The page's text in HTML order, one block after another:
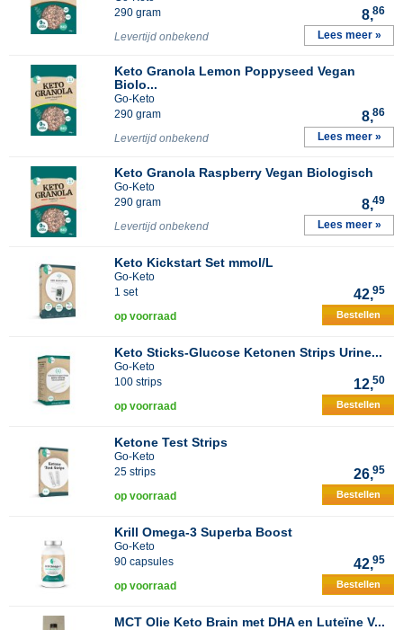
290 gram
8,86
Levertijd onbekend Lees meer »
Keto Granola Lemon Poppyseed Vegan
Biolo...
Go-Keto
290 gram
8,86
Levertijd onbekend Lees meer »
Keto Granola Raspberry Vegan Biologisch
Go-Keto
290 gram
8,49
Levertijd onbekend Lees meer »
Keto Kickstart Set mmol/L
Go-Keto
1 set
42,95
op voorraad Bestellen
Keto Sticks-Glucose Ketonen Strips Urine...
Go-Keto
100 strips
12,50
op voorraad Bestellen
Ketone Test Strips
Go-Keto
25 strips
26,95
op voorraad Bestellen
Krill Omega-3 Superba Boost
Go-Keto
90 capsules
42,95
op voorraad Bestellen
MCT Olie Keto Brain met DHA en Luteïne V...